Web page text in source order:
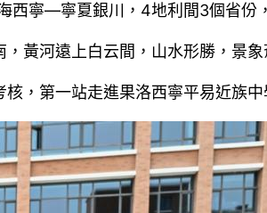
西寧—寧夏銀川，4地利間3個省份
黃河遠上白云間，山水形勝，景象
，第一站走進果洛西寧平易近族